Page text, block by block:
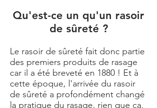
Qu'est-ce un qu'un rasoir
de sûreté ?
Le rasoir de sûreté fait donc partie
des premiers produits de rasage
car il a été breveté en 1880 ! Et à
cette époque, l'arrivée du rasoir
de sûreté a profondément changé
la pratique du rasage, rien que ça.